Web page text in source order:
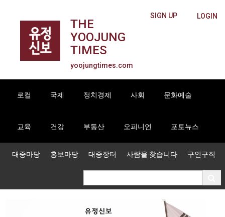
LOGIN
SIGN UP
THE
YOOJUNG
TIMES
yoojungtimes.com
로컬 국제 정치경제 사회 문화예술
교육 건강 부동산 오피니언 포토뉴스
대중마당 홍보마당 대중장터 사람을 찾습니다 구인구직